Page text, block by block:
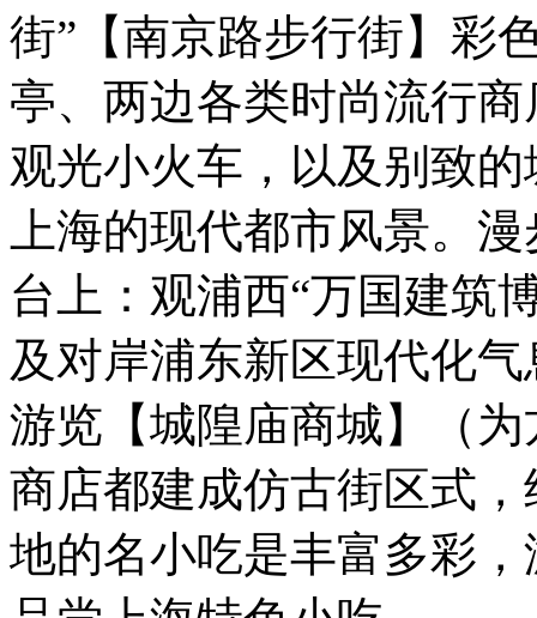
街”【南京路步行街】彩
亭、两边各类时尚流行
观光小火车，以及别致
上海的现代都市风景。
台上：观浦西“万国建筑
及对岸浦东新区现代化
游览【城隍庙商城】（
商店都建成仿古街区式
地的名小吃是丰富多彩